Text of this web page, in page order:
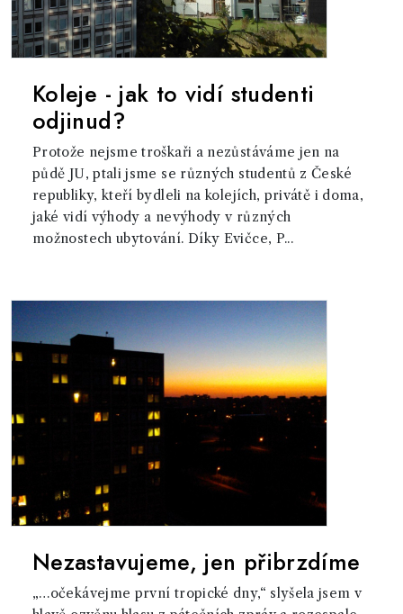
Koleje - jak to vidí studenti
odjinud?
Protože nejsme troškaři a nezůstáváme jen na
půdě JU, ptali jsme se různých studentů z České
republiky, kteří bydleli na kolejích, privátě i doma,
jaké vidí výhody a nevýhody v různých
možnostech ubytování. Díky Evičce, P...
Nezastavujeme, jen přibrzdíme
„…očekávejme první tropické dny,“ slyšela jsem v